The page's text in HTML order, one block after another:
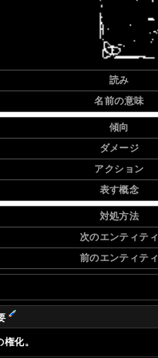
読み
名前の意味
傾向
ダメージ
アクション
表す概念
対処方法
次のエンティティ
前のエンティティ
権化。